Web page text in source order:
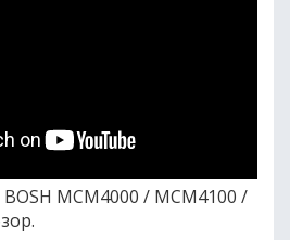
MCM4000 / MCM4100 /